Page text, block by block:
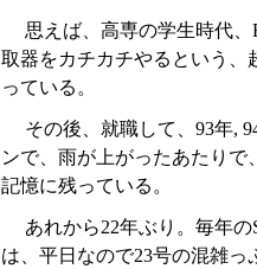
思えば、高専の学生時代
取器をカチカチやるという、
っている。
その後、就職して、93年,
ンで、雨が上がったあたり
記憶に残っている。
あれから22年ぶり。毎年
は、平日なので23号の混雑